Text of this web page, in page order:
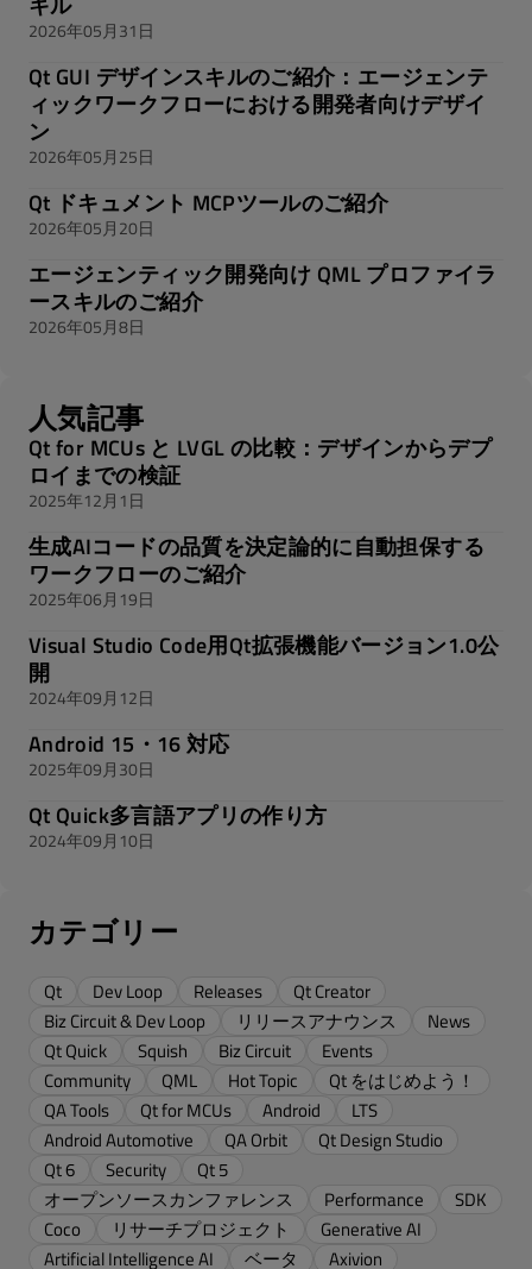
2026年05月31日
Qt GUI デザインスキルのご紹介：エージェンテ
ィックワークフローにおける開発者向けデザイ
ン
2026年05月25日
Qt ドキュメント MCPツールのご紹介
2026年05月20日
エージェンティック開発向け QML プロファイラ
ースキルのご紹介
2026年05月8日
人気記事
Qt for MCUs と LVGL の比較：デザインからデプ
ロイまでの検証
2025年12月1日
生成AIコードの品質を決定論的に自動担保する
ワークフローのご紹介
2025年06月19日
Visual Studio Code用Qt拡張機能バージョン1.0公
開
2024年09月12日
Android 15・16 対応
2025年09月30日
Qt Quick多言語アプリの作り方
2024年09月10日
カテゴリー
Qt Dev Loop Releases
Qt Creator
Biz Circuit & Dev Loop
リリースアナウンス
News
Qt Quick
Squish Biz Circuit
Events
Community
QML Hot Topic
Qt をはじめよう！
QA Tools
Qt for MCUs Android
LTS
Android Automotive
QA Orbit
Qt Design Studio
Qt 6
Security
Qt 5
オープンソースカンファレンス
Performance
SDK
Coco
リサーチプロジェクト
Generative AI
Artificial Intelligence AI
ベータ
Axivion